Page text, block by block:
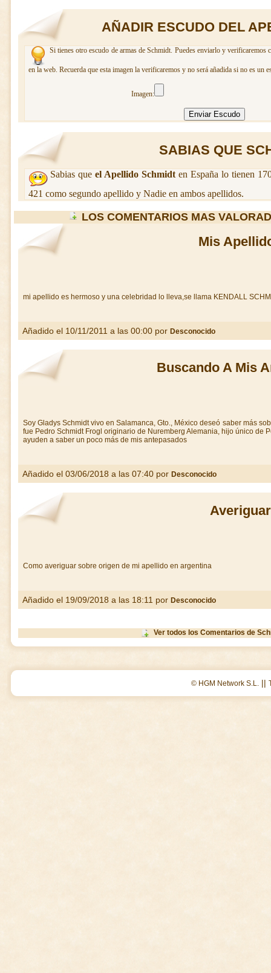
AÑADIR ESCUDO DEL
Si tienes otro escudo de armas de Schmidt. Puedes enviarlo y
en la web. Recuerda que esta imagen la verificaremos y no será añadida si no es un
Imagen:
SABIAS QUE
Sabias queel Apellido Schmidt en España lo tienen
421 como segundo apellido y Nadie en ambos apellidos.
LOS COMENTARIOS MAS
Mis
mi apellido es hermoso y una celebridad lo lleva,se llama KENDALL
Añadido el 10/11/2011 a las 00:00 por Desconocido
Buscando A Mis
Soy Gladys Schmidt vivo en Salamanca, Gto., México deseó saber más
fue Pedro Schmidt Frogl originario de Nuremberg Alemania, hijo único de
ayuden a saber un poco más de mis antepasados
Añadido el 03/06/2018 a las 07:40 por Desconocido
Averiguar
Como averiguar sobre origen de mi apellido en argentina
Añadido el 19/09/2018 a las 18:11 por Desconocido
Ver todos los Comentarios de
© HGM Network S.L. ||